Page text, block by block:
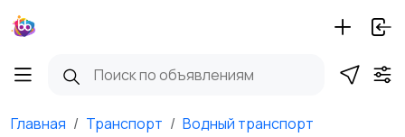
Главная Транспорт Водный транспорт